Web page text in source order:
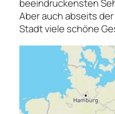
beeindruckensten
Aber auch abseits
Stadt viele schöne